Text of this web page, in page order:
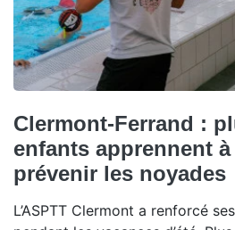
Clermont-Ferrand :
enfants apprennent
prévenir les noyades
L’ASPTT Clermont a renforcé